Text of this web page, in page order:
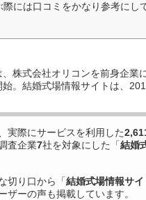
には口コミをかなり参考にし
株式会社オリコンを前身企業
。結婚式場情報サイトは、
実際にサービスを利用した
査企業7社を対象にした「結婚
切り口から「結婚式場情報サイ
ザーの声も掲載しています。